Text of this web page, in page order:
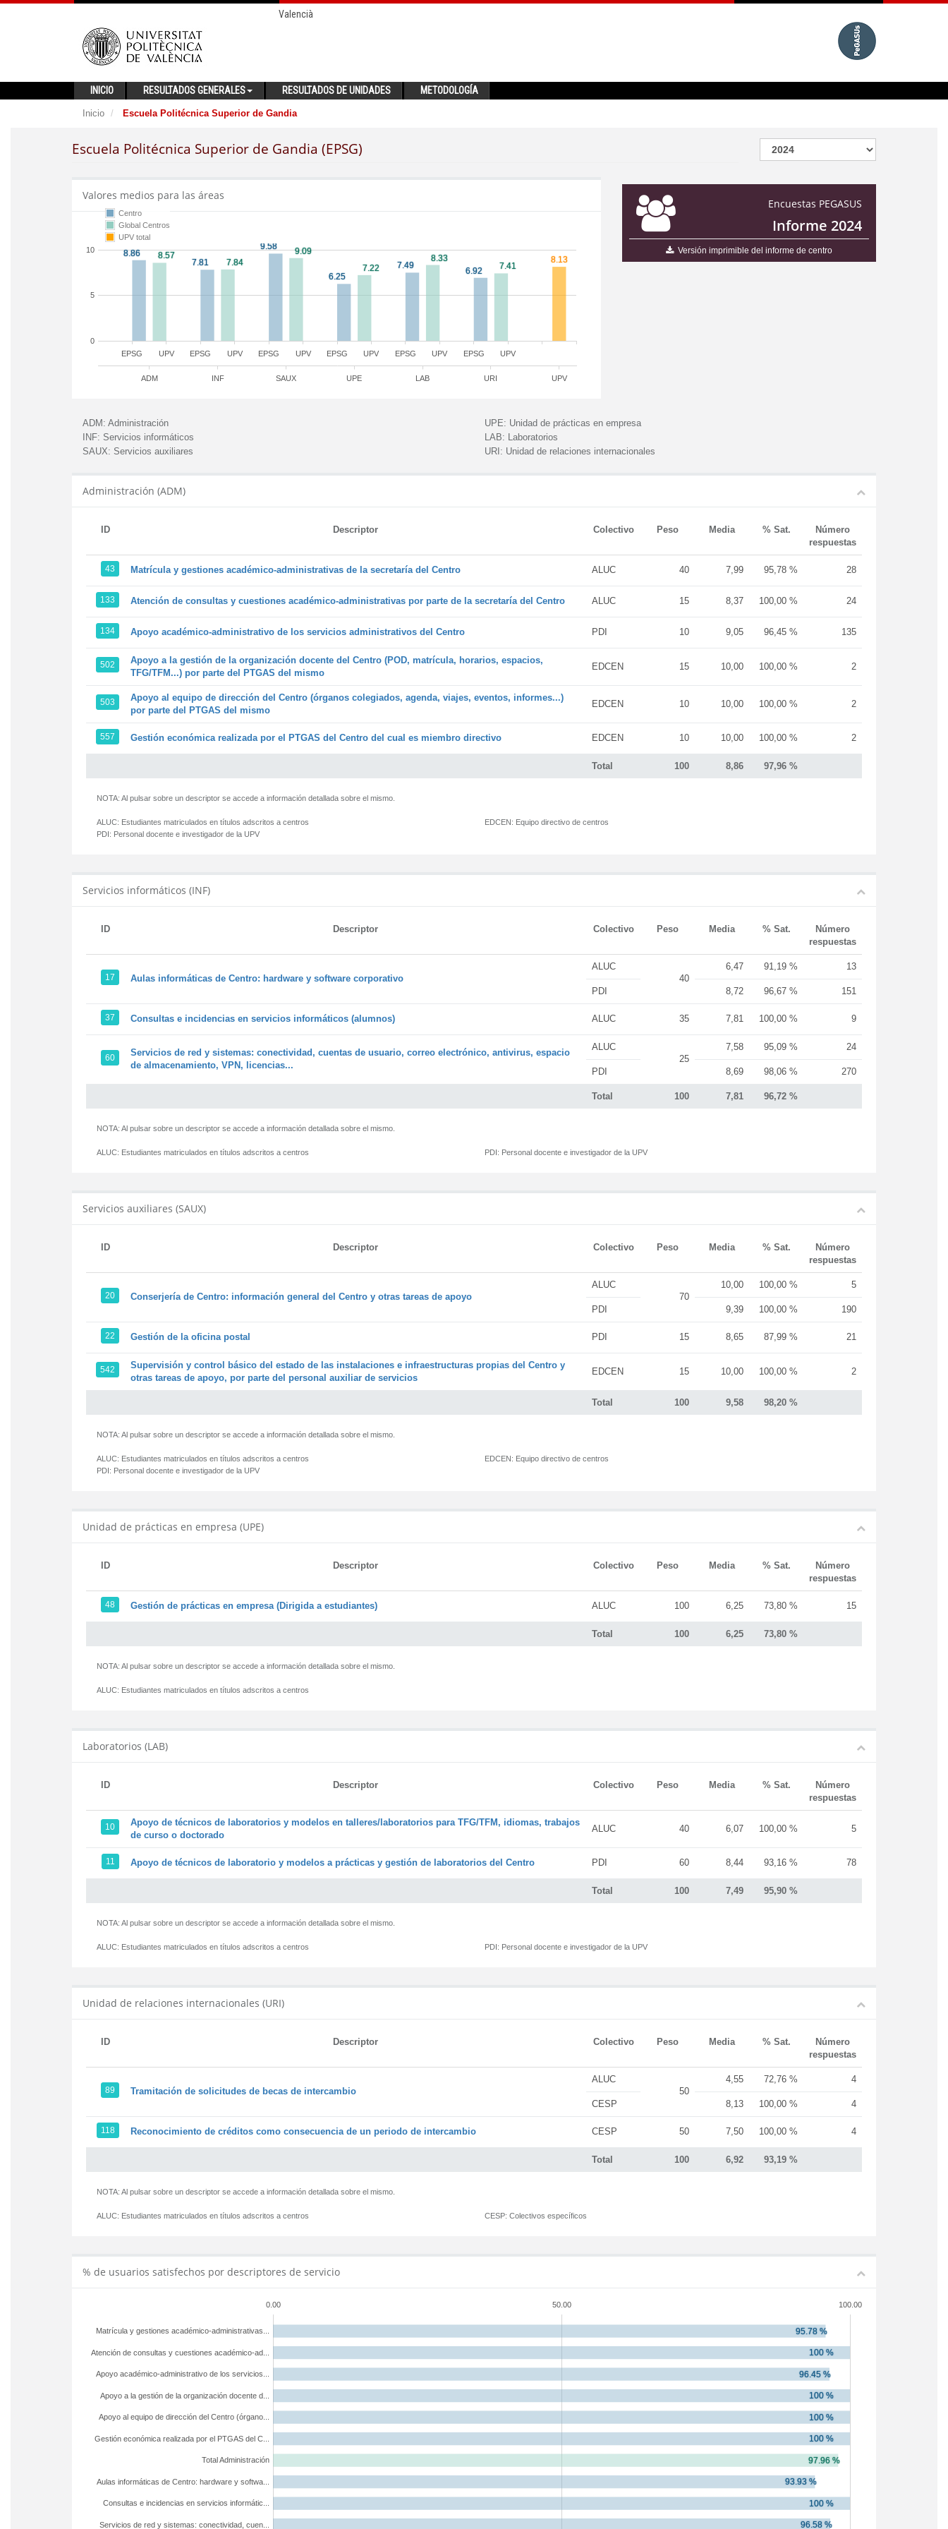
Valencià
INICIO RESULTADOS GENERALES RESULTADOS DE UNIDADES METODOLOGÍA
Inicio Escuela Politécnica Superior de Gandia
Escuela Politécnica Superior de Gandia (EPSG)
Encuestas PEGASUS
Informe 2024
Versión imprimible del informe de centro
Valores medios para las áreas
EPSG EPSG EPSG EPSG EPSG EPSG
UPV UPV UPV UPV UPV UPV
ADM INF SAUX UPE LAB URI UPV
0
5
10
Centro
Global Centros
UPV total
ADM: Administración
INF: Servicios informáticos
SAUX: Servicios auxiliares
UPE: Unidad de prácticas en empresa
LAB: Laboratorios
URI: Unidad de relaciones internacionales
Administración (ADM)
ID Descriptor Colectivo Peso Media % Sat.
Número
respuestas
Total 100 8,86 97,96 %
43 Matrícula y gestiones académico-administrativas de la secretaría del Centro ALUC 40 7,99 95,78 % 28
133 Atención de consultas y cuestiones académico-administrativas por parte de la secretaría del Centro ALUC 15 8,37 100,00 % 24
134 Apoyo académico-administrativo de los servicios administrativos del Centro PDI 10 9,05 96,45 % 135
502
Apoyo a la gestión de la organización docente del Centro (POD, matrícula, horarios, espacios,
TFG/TFM...) por parte del PTGAS del mismo
EDCEN 15 10,00 100,00 % 2
503
Apoyo al equipo de dirección del Centro (órganos colegiados, agenda, viajes, eventos, informes...)
por parte del PTGAS del mismo
EDCEN 10 10,00 100,00 % 2
557 Gestión económica realizada por el PTGAS del Centro del cual es miembro directivo EDCEN 10 10,00 100,00 % 2
NOTA: Al pulsar sobre un descriptor se accede a información detallada sobre el mismo.
ALUC: Estudiantes matriculados en títulos adscritos a centros
PDI: Personal docente e investigador de la UPV
EDCEN: Equipo directivo de centros
Servicios informáticos (INF)
ID Descriptor Colectivo Peso Media % Sat.
Número
respuestas
Total 100 7,81 96,72 %
17 Aulas informáticas de Centro: hardware y software corporativo
ALUC
40
6,47 91,19 % 13
PDI 8,72 96,67 % 151
37 Consultas e incidencias en servicios informáticos (alumnos) ALUC 35 7,81 100,00 % 9
60
Servicios de red y sistemas: conectividad, cuentas de usuario, correo electrónico, antivirus, espacio
de almacenamiento, VPN, licencias...
ALUC
25
7,58 95,09 % 24
PDI 8,69 98,06 % 270
NOTA: Al pulsar sobre un descriptor se accede a información detallada sobre el mismo.
ALUC: Estudiantes matriculados en títulos adscritos a centros PDI: Personal docente e investigador de la UPV
Servicios auxiliares (SAUX)
ID Descriptor Colectivo Peso Media % Sat.
Número
respuestas
Total 100 9,58 98,20 %
20 Conserjería de Centro: información general del Centro y otras tareas de apoyo
ALUC
70
10,00 100,00 % 5
PDI 9,39 100,00 % 190
22 Gestión de la oficina postal PDI 15 8,65 87,99 % 21
542
Supervisión y control básico del estado de las instalaciones e infraestructuras propias del Centro y
otras tareas de apoyo, por parte del personal auxiliar de servicios
EDCEN 15 10,00 100,00 % 2
NOTA: Al pulsar sobre un descriptor se accede a información detallada sobre el mismo.
ALUC: Estudiantes matriculados en títulos adscritos a centros
PDI: Personal docente e investigador de la UPV
EDCEN: Equipo directivo de centros
Unidad de prácticas en empresa (UPE)
ID Descriptor Colectivo Peso Media % Sat.
Número
respuestas
Total 100 6,25 73,80 %
48 Gestión de prácticas en empresa (Dirigida a estudiantes) ALUC 100 6,25 73,80 % 15
NOTA: Al pulsar sobre un descriptor se accede a información detallada sobre el mismo.
ALUC: Estudiantes matriculados en títulos adscritos a centros
Laboratorios (LAB)
ID Descriptor Colectivo Peso Media % Sat.
Número
respuestas
Total 100 7,49 95,90 %
10
Apoyo de técnicos de laboratorios y modelos en talleres/laboratorios para TFG/TFM, idiomas, trabajos
de curso o doctorado
ALUC 40 6,07 100,00 % 5
11 Apoyo de técnicos de laboratorio y modelos a prácticas y gestión de laboratorios del Centro PDI 60 8,44 93,16 % 78
NOTA: Al pulsar sobre un descriptor se accede a información detallada sobre el mismo.
ALUC: Estudiantes matriculados en títulos adscritos a centros PDI: Personal docente e investigador de la UPV
Unidad de relaciones internacionales (URI)
ID Descriptor Colectivo Peso Media % Sat.
Número
respuestas
Total 100 6,92 93,19 %
89 Tramitación de solicitudes de becas de intercambio
ALUC
50
4,55 72,76 % 4
CESP 8,13 100,00 % 4
118 Reconocimiento de créditos como consecuencia de un periodo de intercambio CESP 50 7,50 100,00 % 4
NOTA: Al pulsar sobre un descriptor se accede a información detallada sobre el mismo.
ALUC: Estudiantes matriculados en títulos adscritos a centros CESP: Colectivos específicos
% de usuarios satisfechos por descriptores de servicio
0.00 50.00 100.00
Servicios de red y sistemas: conectividad, cuen...
Consultas e incidencias en servicios informátic...
Aulas informáticas de Centro: hardware y softwa...
Total Administración
Gestión económica realizada por el PTGAS del C...
Apoyo al equipo de dirección del Centro (órgano...
Apoyo a la gestión de la organización docente d...
Apoyo académico-administrativo de los servicios...
Atención de consultas y cuestiones académico-ad...
Matrícula y gestiones académico-administrativas...